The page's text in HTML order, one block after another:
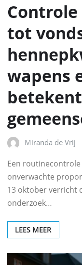
tot
wapens
Miranda de Vrij
Een
onverwachte
13 oktober verricht
onderzoek…
LEES MEER